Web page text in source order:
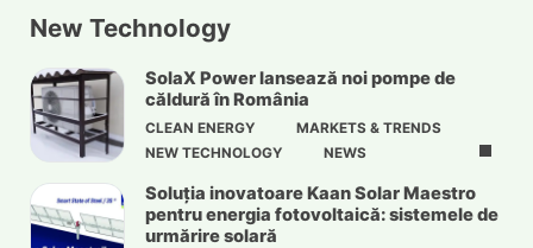
New Technology
SolaX Power lansează noi pompe de
căldură în România
CLEAN ENERGY
MARKETS & TRENDS
NEW TECHNOLOGY
NEWS
Soluția inovatoare Kaan Solar Maestro
pentru energia fotovoltaică: sistemele de
urmărire solară